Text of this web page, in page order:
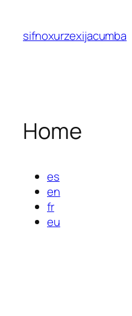
contenido
sifnoxurzexijacumba
Home
es
en
fr
eu